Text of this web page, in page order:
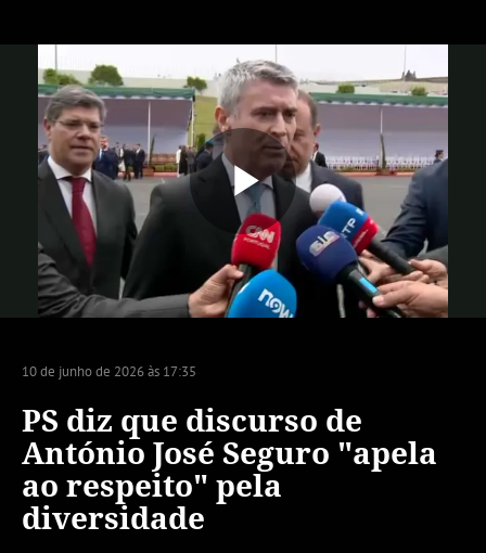
10 de junho de 2026 às 17:35
PS diz que discurso de
António José Seguro "apela
ao respeito" pela
diversidade